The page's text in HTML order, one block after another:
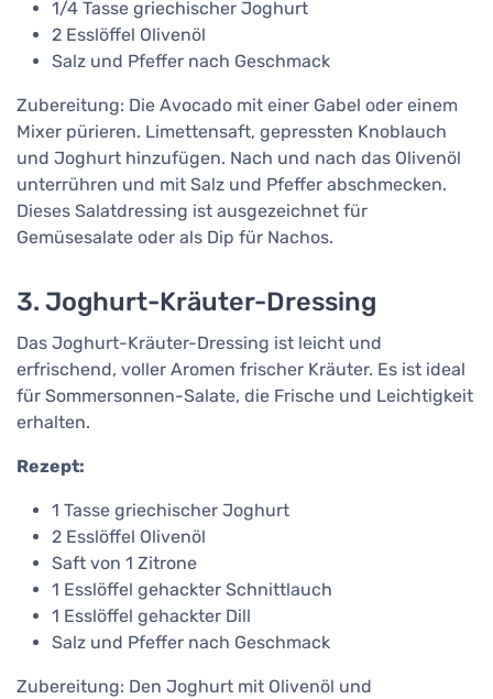
1/4 Tasse griechischer Joghurt
2 Esslöffel Olivenöl
Salz und Pfeffer nach Geschmack
Zubereitung: Die Avocado mit einer Gabel oder einem
Mixer pürieren. Limettensaft, gepressten Knoblauch
und Joghurt hinzufügen. Nach und nach das Olivenöl
unterrühren und mit Salz und Pfeffer abschmecken.
Dieses Salatdressing ist ausgezeichnet für
Gemüsesalate oder als Dip für Nachos.
3. Joghurt-Kräuter-Dressing
Das Joghurt-Kräuter-Dressing ist leicht und
erfrischend, voller Aromen frischer Kräuter. Es ist ideal
für Sommersonnen-Salate, die Frische und Leichtigkeit
erhalten.
Rezept:
1 Tasse griechischer Joghurt
2 Esslöffel Olivenöl
Saft von 1 Zitrone
1 Esslöffel gehackter Schnittlauch
1 Esslöffel gehackter Dill
Salz und Pfeffer nach Geschmack
Zubereitung: Den Joghurt mit Olivenöl und